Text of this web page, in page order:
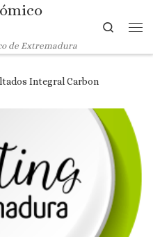
de Extremadura
Search
Integral Carbon